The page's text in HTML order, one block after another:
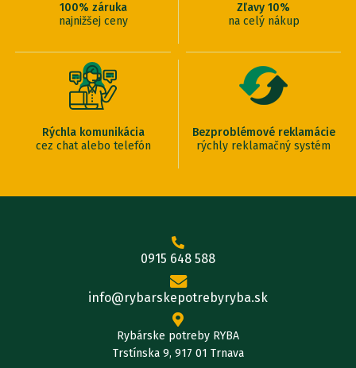
100% záruka
najnižšej ceny
Zľavy 10%
na celý nákup
Rýchla komunikácia
cez chat alebo telefón
Bezproblémové reklamácie
rýchly reklamačný systém
0915 648 588
info@rybarskepotrebyryba.sk
Rybárske potreby RYBA
Trstínska 9, 917 01 Trnava